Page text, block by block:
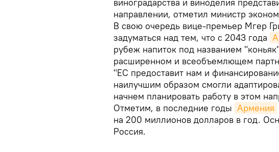
направлении, отметил министр
В свою очередь вице-премьер Мгер
задуматься над тем, что с 2043 года
рубеж напиток под названием
расширенном и всеобъемлющем
"ЕС предоставит нам и
наилучшим образом смогли
начнем планировать работу в этом
Отметим, в последние годы Армения
на 200 миллионов долларов в год.
Россия.